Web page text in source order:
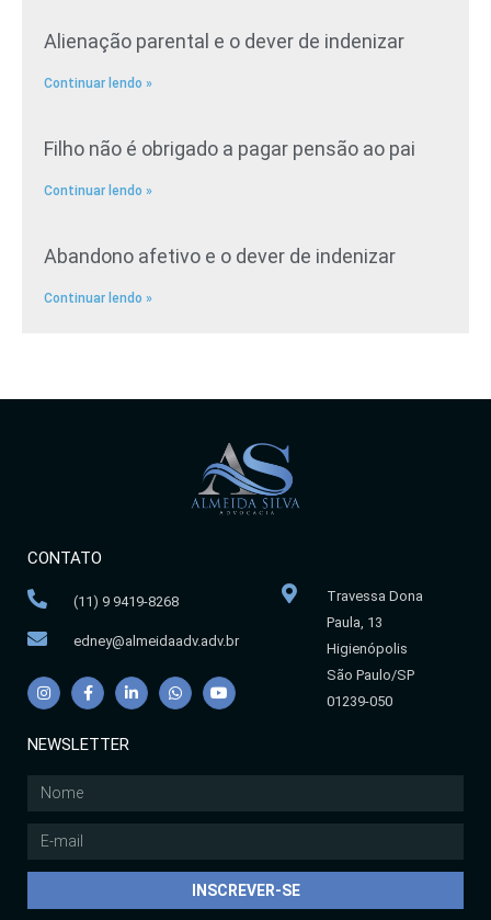
Alienação parental e o dever de indenizar
Continuar lendo »
Filho não é obrigado a pagar pensão ao pai
Continuar lendo »
Abandono afetivo e o dever de indenizar
Continuar lendo »
CONTATO
(11) 9 9419-8268
edney@almeidaadv.adv.br
Travessa Dona
Paula, 13
Higienópolis
São Paulo/SP
01239-050
NEWSLETTER
INSCREVER-SE